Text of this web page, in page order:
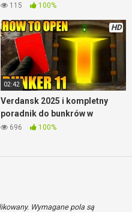
115 100%
HD
02:42
Verdansk 2025 i kompletny
poradnik do bunkrów w
Warzone
696 100%
Wymagane pola są